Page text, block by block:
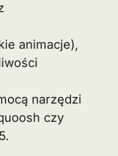
animacje),
narzędzi
czy